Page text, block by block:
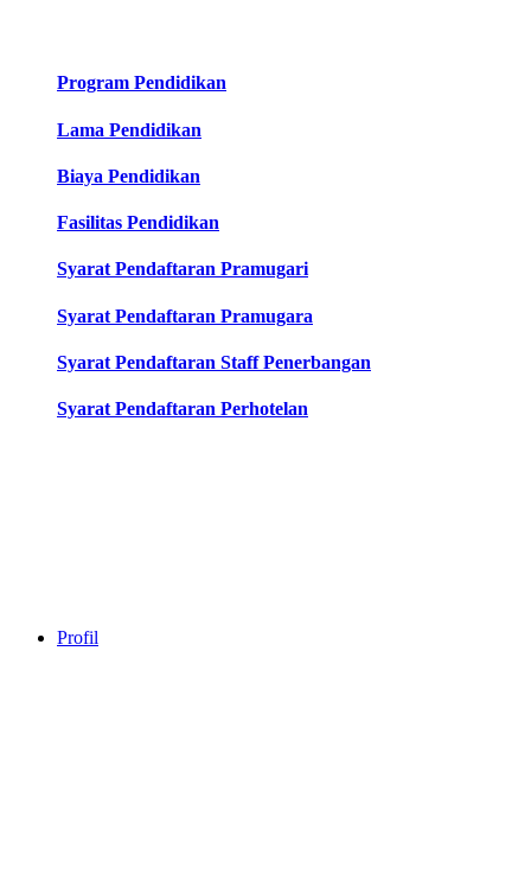
Program Pendidikan
Lama Pendidikan
Biaya Pendidikan
Fasilitas Pendidikan
Syarat Pendaftaran Pramugari
Syarat Pendaftaran Pramugara
Syarat Pendaftaran Staff Penerbangan
Syarat Pendaftaran Perhotelan
Profil